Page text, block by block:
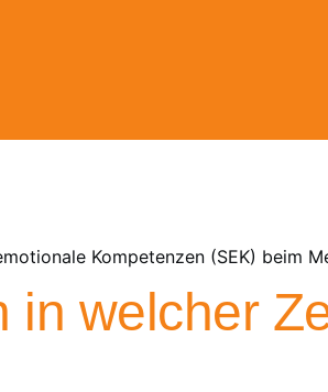
Kompetenzen (SEK) beim
in welcher